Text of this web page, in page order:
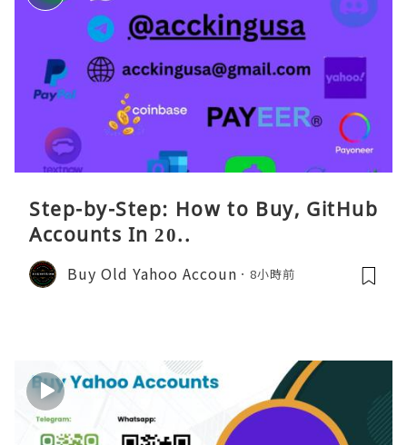
Step-by-Step: How to Buy, GitHub
Accounts In 20..
Buy Old Yahoo Accoun 8小時前